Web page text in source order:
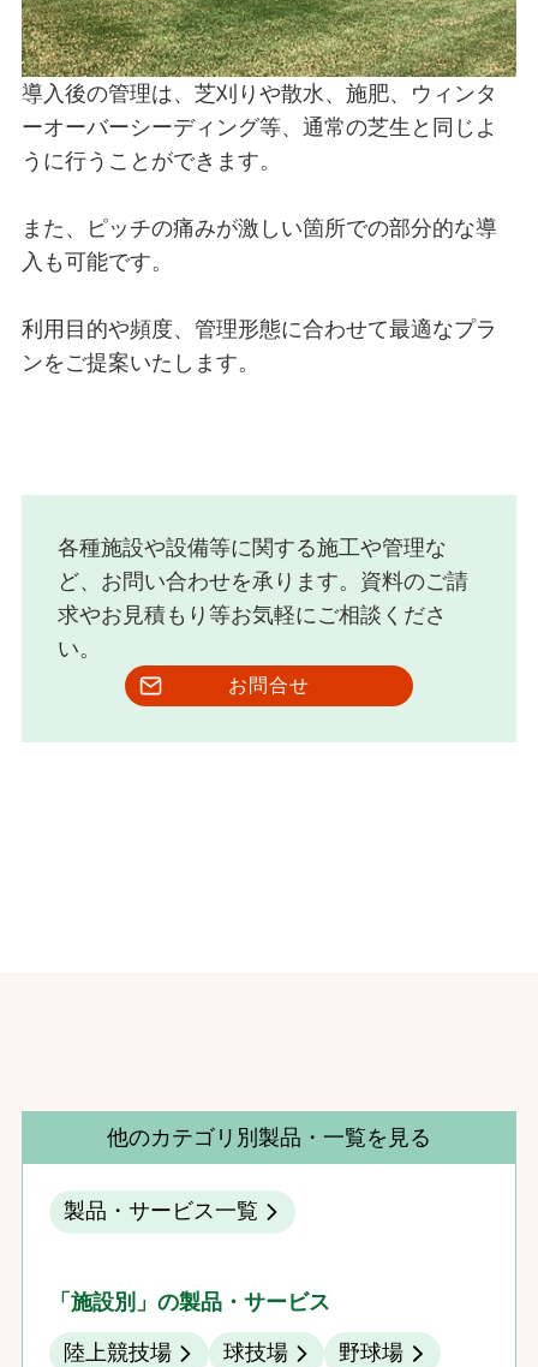
導入後の管理は、芝刈りや散水、施肥、ウィンタ
ーオーバーシーディング等、通常の芝生と同じよ
うに行うことができます。
また、ピッチの痛みが激しい箇所での部分的な導
入も可能です。
利用目的や頻度、管理形態に合わせて最適なプラ
ンをご提案いたします。
各種施設や設備等に関する施工や管理な
ど、お問い合わせを承ります。資料のご請
求やお見積もり等お気軽にご相談くださ
い。
お問合せ
他のカテゴリ別製品・一覧を見る
製品・サービス一覧
「施設別」の製品・サービス
陸上競技場 球技場 野球場